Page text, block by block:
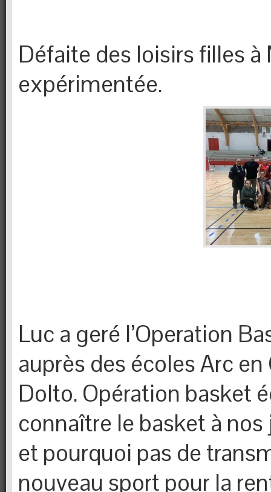
Défaite des loisirs filles
expérimentée.
Luc a geré l’Operation
auprès des écoles Arc
Dolto. Opération basket
connaître le basket à
et pourquoi pas de
nouveau sport pour la